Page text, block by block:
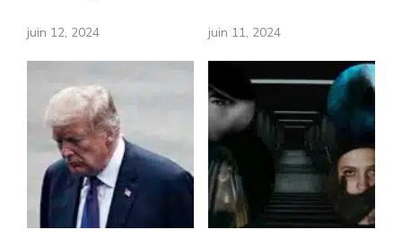
juin 12, 2024 juin 11, 2024